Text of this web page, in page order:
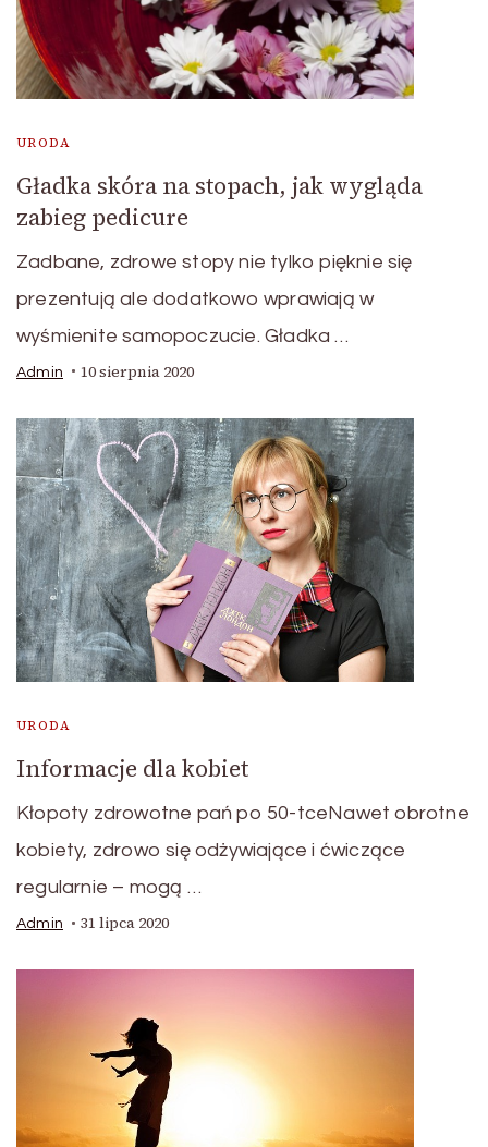
URODA
Gładka skóra na stopach, jak wygląda
zabieg pedicure
Zadbane, zdrowe stopy nie tylko pięknie się
prezentują ale dodatkowo wprawiają w
wyśmienite samopoczucie. Gładka …
Admin 10 sierpnia 2020
URODA
Informacje dla kobiet
Kłopoty zdrowotne pań po 50-tceNawet obrotne
kobiety, zdrowo się odżywiające i ćwiczące
regularnie – mogą …
Admin 31 lipca 2020